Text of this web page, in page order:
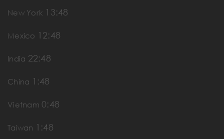
New York 13:48
Mexico 12:48
India 22:48
China 1:48
Vietnam 0:48
Taiwan 1:48